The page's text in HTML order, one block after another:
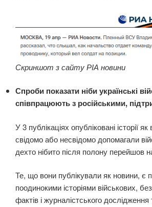
Скриншот з сайту РІА новини
Спроби показати ніби українські
співпрацюють з російськими,
У 3 публікаціях опубліковані історії
свідомо або несвідомо допомагали
дехто нібито після полону перейшов
Те, що вони публікували як новини, є
поодинокими історіями військових,
фактів і журналістського